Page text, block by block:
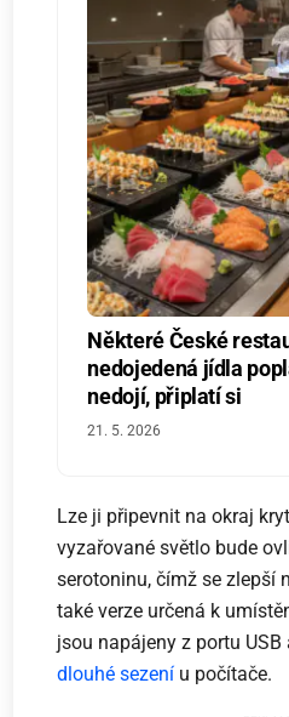
Některé České
nedojedená jídla
nedojí, připlatí si
21. 5. 2026
Lze ji připevnit na okraj
vyzařované světlo bude
serotoninu, čímž se zlepší
také verze určená k
jsou napájeny z portu
dlouhé sezení u počítače.